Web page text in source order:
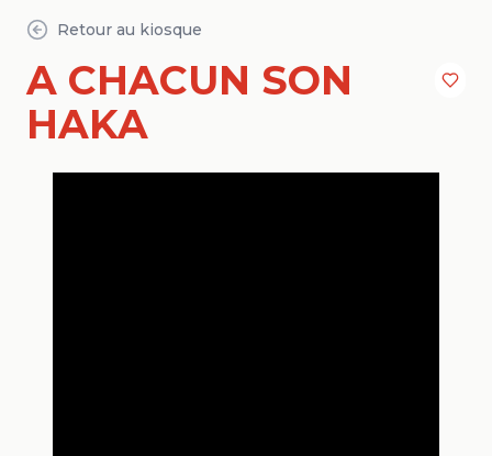
Retour au kiosque
A CHACUN SON
HAKA